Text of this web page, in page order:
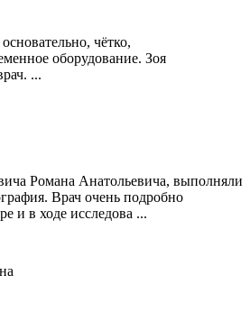
чётко,
оборудование. Зоя
...
Романа Анатольевича, выполняли
Врач очень подробно
и в ходе исследова ...